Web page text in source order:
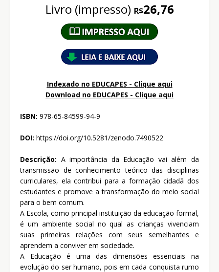
Livro (impresso) R$26,76
Indexado no EDUCAPES - Clique aqui
Download no EDUCAPES - Clique aqui
ISBN: 978-65-84599-94-9
DOI: https://doi.org/10.5281/zenodo.7490522
Descrição: A importância da Educação vai além da
transmissão de conhecimento teórico das disciplinas
curriculares, ela contribui para a formação cidadã dos
estudantes e promove a transformação do meio social
para o bem comum.
A Escola, como principal instituição da educação formal,
é um ambiente social no qual as crianças vivenciam
suas primeiras relações com seus semelhantes e
aprendem a conviver em sociedade.
A Educação é uma das dimensões essenciais na
evolução do ser humano, pois em cada conquista rumo